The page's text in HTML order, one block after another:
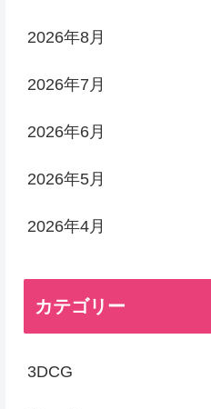
2026年8月
2026年7月
2026年6月
2026年5月
2026年4月
カテゴリー
3DCG